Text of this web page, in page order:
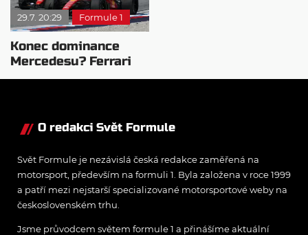
29.7. 20:29 Formule 1
Konec dominance
Mercedesu? Ferrari
se chystá vycenit
O redakci Svět Formule
Svět Formule je nezávislá česká redakce zaměřená na
motorsport, především na formuli 1. Byla založena v roce 1999
a patří mezi nejstarší specializované motorsportové weby na
československém trhu.
Jsme průvodcem světem formule 1 a přinášíme aktuální